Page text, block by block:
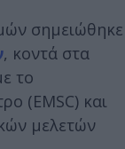
σημειώθηκε
, κοντά στα
το
(EMSC) και
μελετών